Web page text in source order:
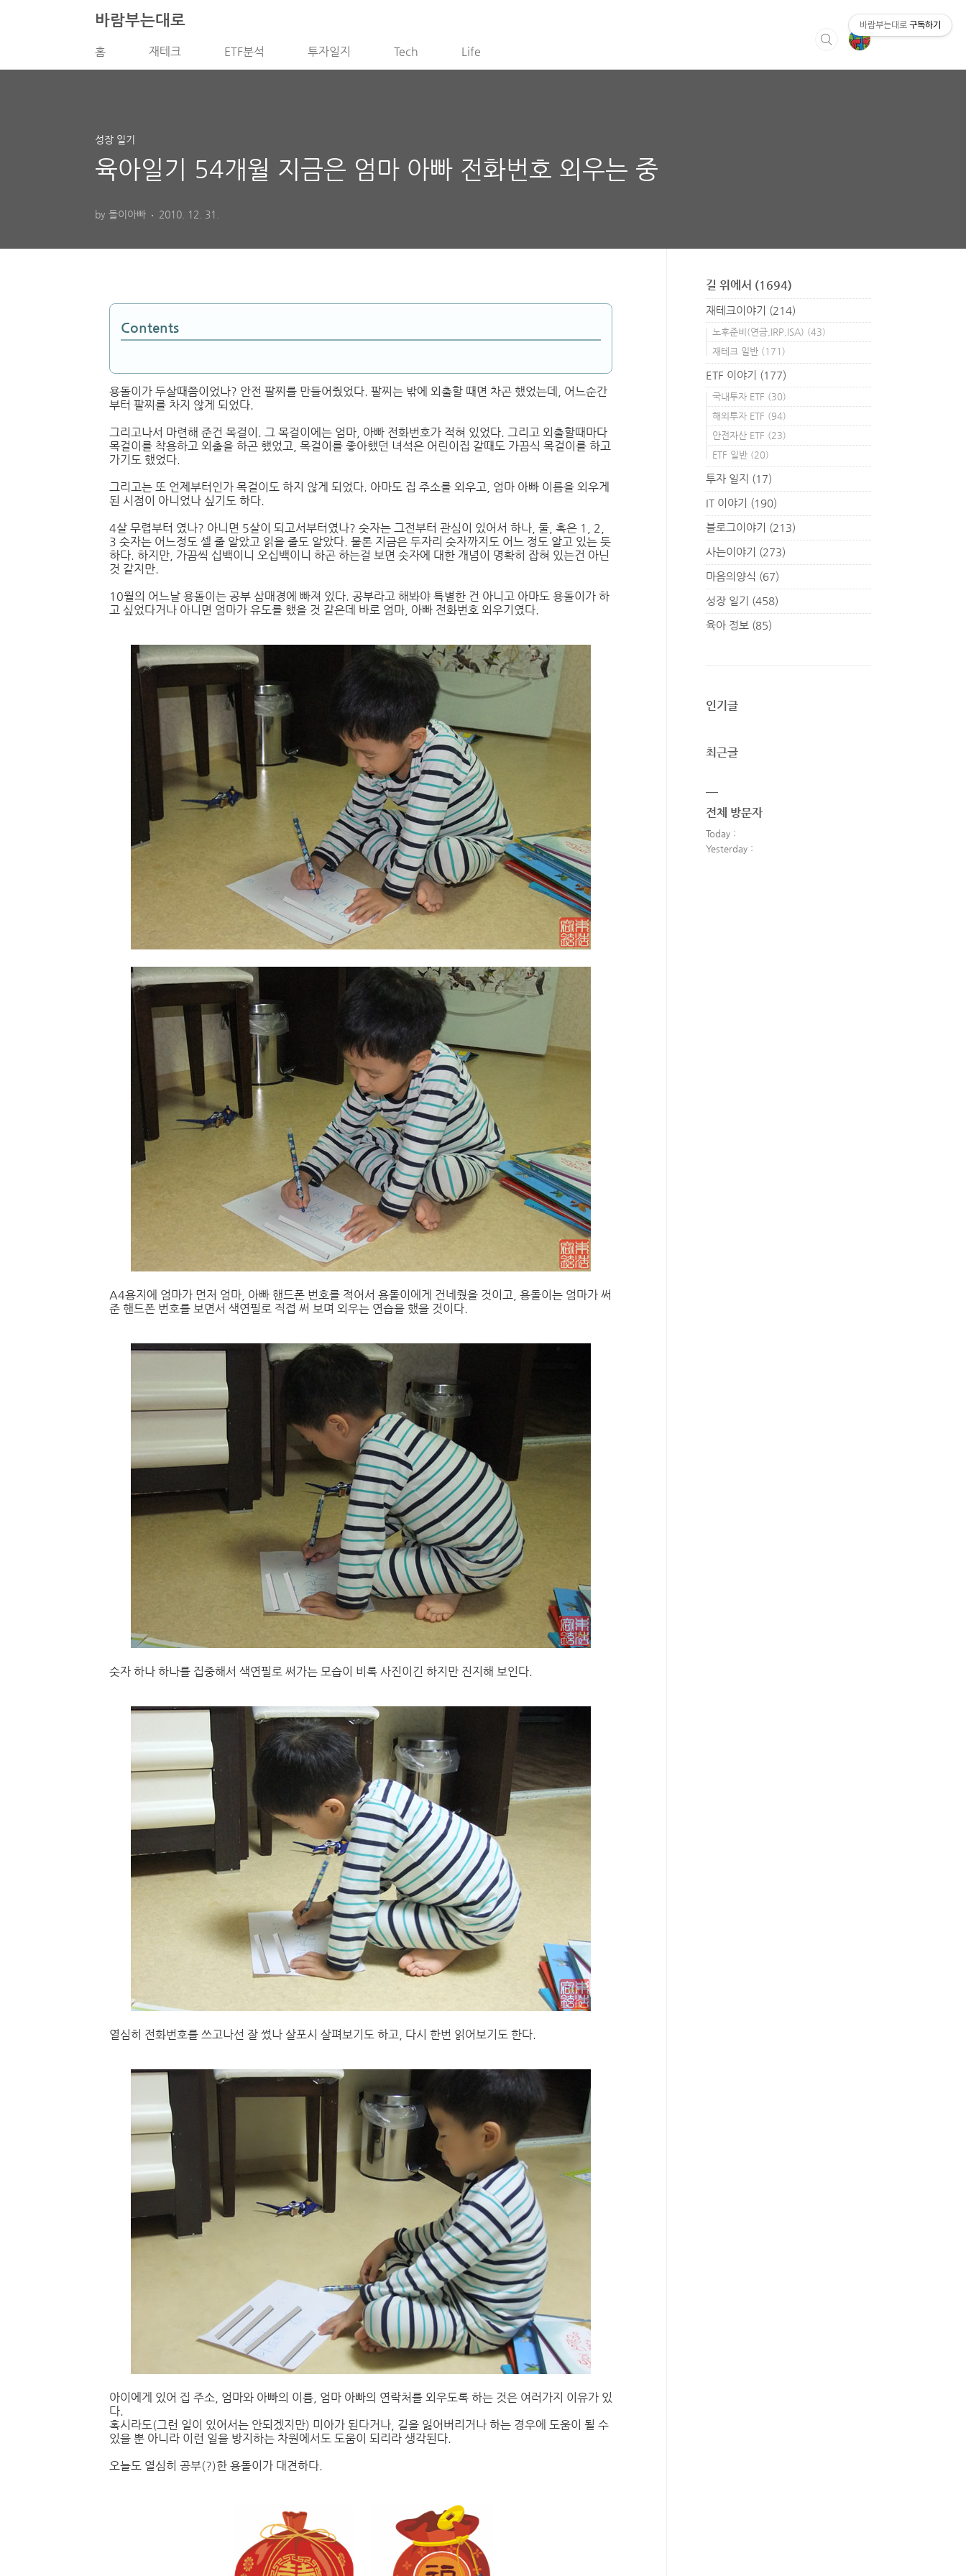
바람부는대로
홈 재테크 ETF분석 투자일지 Tech Life
성장 일기
육아일기 54개월 지금은 엄마 아빠 전화번호 외우는 중
by 돌이아빠 2010. 12. 31.
Contents
용돌이가 두살때쯤이었나? 안전 팔찌를 만들어줬었다. 팔찌는 밖에 외출할 때면 차곤 했었는데, 어느순간
부터 팔찌를 차지 않게 되었다.
그리고나서 마련해 준건 목걸이. 그 목걸이에는 엄마, 아빠 전화번호가 적혀 있었다. 그리고 외출할때마다
목걸이를 착용하고 외출을 하곤 했었고, 목걸이를 좋아했던 녀석은 어린이집 갈때도 가끔식 목걸이를 하고
가기도 했었다.
그리고는 또 언제부터인가 목걸이도 하지 않게 되었다. 아마도 집 주소를 외우고, 엄마 아빠 이름을 외우게
된 시점이 아니었나 싶기도 하다.
4살 무렵부터 였나? 아니면 5살이 되고서부터였나? 숫자는 그전부터 관심이 있어서 하나, 둘, 혹은 1, 2,
3 숫자는 어느정도 셀 줄 알았고 읽을 줄도 알았다. 물론 지금은 두자리 숫자까지도 어느 정도 알고 있는 듯
하다. 하지만, 가끔씩 십백이니 오십백이니 하곤 하는걸 보면 숫자에 대한 개념이 명확히 잡혀 있는건 아닌
것 같지만.
10월의 어느날 용돌이는 공부 삼매경에 빠져 있다. 공부라고 해봐야 특별한 건 아니고 아마도 용돌이가 하
고 싶었다거나 아니면 엄마가 유도를 했을 것 같은데 바로 엄마, 아빠 전화번호 외우기였다.
A4용지에 엄마가 먼저 엄마, 아빠 핸드폰 번호를 적어서 용돌이에게 건네줬을 것이고, 용돌이는 엄마가 써
준 핸드폰 번호를 보면서 색연필로 직접 써 보며 외우는 연습을 했을 것이다.
숫자 하나 하나를 집중해서 색연필로 써가는 모습이 비록 사진이긴 하지만 진지해 보인다.
열심히 전화번호를 쓰고나선 잘 썼나 살포시 살펴보기도 하고, 다시 한번 읽어보기도 한다.
아이에게 있어 집 주소, 엄마와 아빠의 이름, 엄마 아빠의 연락처를 외우도록 하는 것은 여러가지 이유가 있
다.
혹시라도(그런 일이 있어서는 안되겠지만) 미아가 된다거나, 길을 잃어버리거나 하는 경우에 도움이 될 수
있을 뿐 아니라 이런 일을 방지하는 차원에서도 도움이 되리라 생각된다.
오늘도 열심히 공부(?)한 용돌이가 대견하다.
길 위에서 (1694)
재테크이야기 (214)
노후준비(연금,IRP,ISA) (43)
재테크 일반 (171)
ETF 이야기 (177)
국내투자 ETF (30)
해외투자 ETF (94)
안전자산 ETF (23)
ETF 일반 (20)
투자 일지 (17)
IT 이야기 (190)
블로그이야기 (213)
사는이야기 (273)
마음의양식 (67)
성장 일기 (458)
육아 정보 (85)
인기글
최근글
전체 방문자
Today :
Yesterday :
바람부는대로 구독하기